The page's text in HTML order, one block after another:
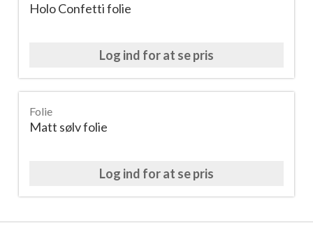
Holo Confetti folie
Log ind for at se pris
Folie
Matt sølv folie
Log ind for at se pris